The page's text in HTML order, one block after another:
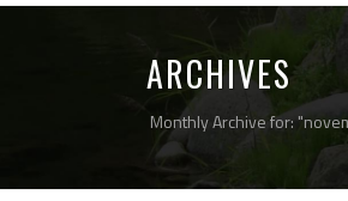
ARCHIVES
Monthly Archive for: